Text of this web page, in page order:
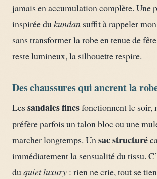
jamais en accumulation complète. Une
inspirée dukundan suffit à rappeler
sans transformer la robe en tenue de
reste lumineux, la silhouette respire.
Des chaussures qui ancrent la
Lessandales finesfonctionnent le soir,
préfère parfois un talon bloc ou une
marcher longtemps. Unsac structuré
immédiatement la sensualité du tissu.
duquiet luxury : rien ne crie, tout se